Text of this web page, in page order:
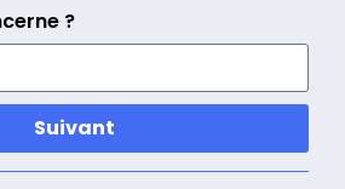
?
Suivant